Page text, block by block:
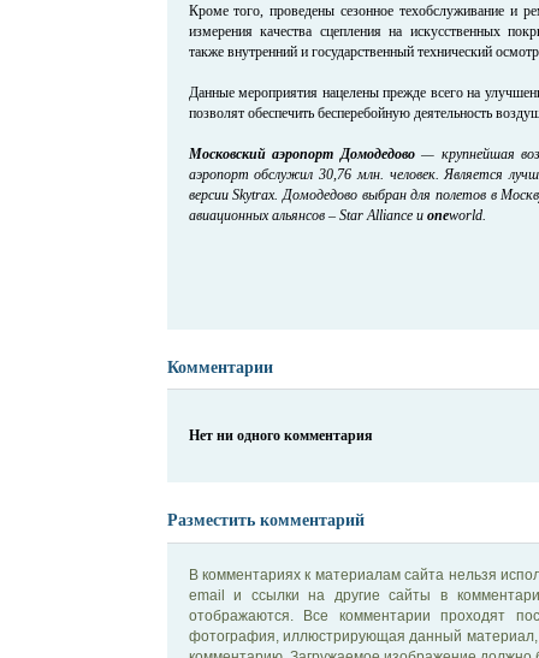
Кроме того, проведены сезонное техобслуживание и
измерения качества сцепления на искусственных
также внутренний и государственный технический
Данные мероприятия нацелены прежде всего на
позволят обеспечить бесперебойную деятельность
Московский аэропорт Домодедово— крупнейшая
аэропорт обслужил 30,76 млн. человек. Является
версии Skytrax. Домодедово выбран для полетов в
авиационных альянсов – Star Alliance иoneworld.
Комментарии
Нет ни одного комментария
Разместить комментарий
В комментариях к материалам сайта нельзя
email и ссылки на другие сайты в
отображаются. Все комментарии проходят
фотография, иллюстрирующая данный материал,